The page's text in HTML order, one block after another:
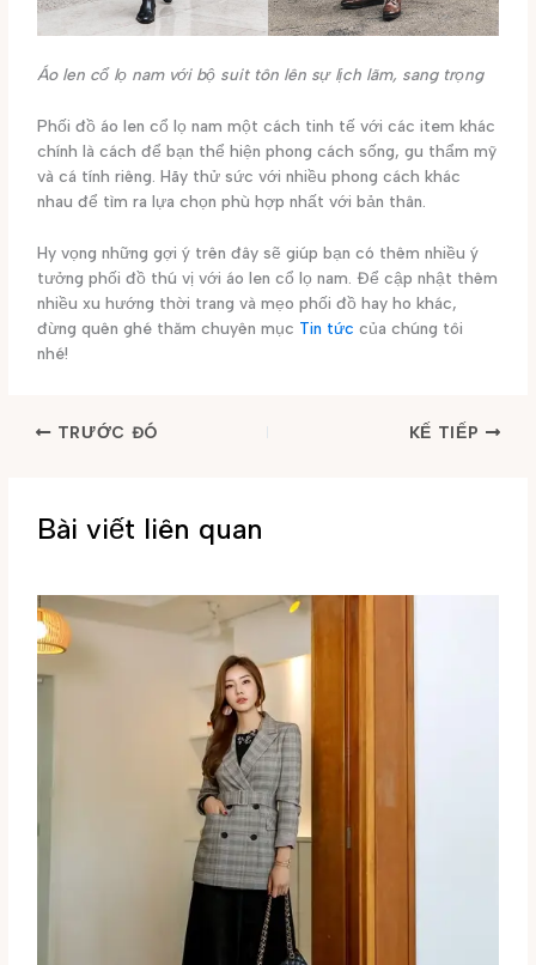
Áo len cổ lọ nam với bộ suit tôn lên sự lịch lãm, sang trọng
Phối đồ áo len cổ lọ nam một cách tinh tế với các item khác
chính là cách để bạn thể hiện phong cách sống, gu thẩm mỹ
và cá tính riêng. Hãy thử sức với nhiều phong cách khác
nhau để tìm ra lựa chọn phù hợp nhất với bản thân.
Hy vọng những gợi ý trên đây sẽ giúp bạn có thêm nhiều ý
tưởng phối đồ thú vị với áo len cổ lọ nam. Để cập nhật thêm
nhiều xu hướng thời trang và mẹo phối đồ hay ho khác,
đừng quên ghé thăm chuyên mục Tin tức của chúng tôi
nhé!
TRƯỚC ĐÓ KẾ TIẾP
Bài viết liên quan